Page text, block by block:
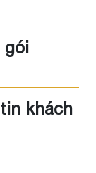
gói
khách